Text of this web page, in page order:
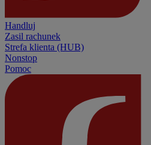
Handluj
Zasil rachunek
Strefa klienta (HUB)
Nonstop
Pomoc